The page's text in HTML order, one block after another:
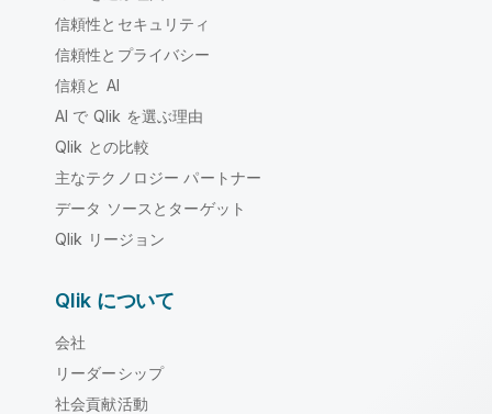
信頼性とセキュリティ
信頼性とプライバシー
信頼と AI
AI で Qlik を選ぶ理由
Qlik との比較
主なテクノロジー パートナー
データ ソースとターゲット
Qlik リージョン
Qlik について
会社
リーダーシップ
社会貢献活動